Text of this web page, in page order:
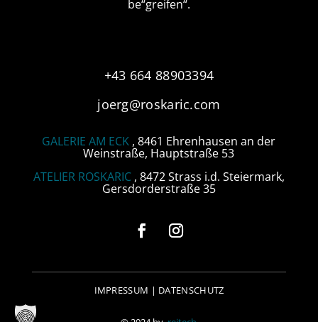
be“greifen“.
+43 664 88903394
joerg@roskaric.com
GALERIE AM ECK , 8461 Ehrenhausen an der
Weinstraße, Hauptstraße 53
ATELIER ROSKARIC, 8472 Strass i.d. Steiermark,
Gersdorderstraße 35
IMPRESSUM | DATENSCHUTZ